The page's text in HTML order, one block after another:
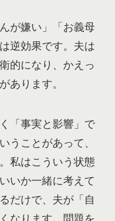
が嫌い」「お義母
逆効果です。夫は
的になり、かえっ
あります。
「事実と影響」で
うことがあって、
私はこういう状態
いか一緒に考えて
だけで、夫が「自
なります。問題を